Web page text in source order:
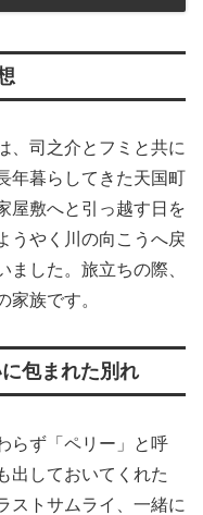
、司之介とフミと共に
年暮らしてきた天国町
屋敷へと引っ越す日を
うやく川の向こうへ戻
した。旅立ちの際、
家族です。
包まれた別れ
らず「ペリー」と呼
出しておいてくれた
ストサムライ、一緒に